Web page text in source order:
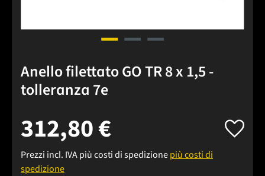
Anello filettato GO TR 8 x 1,5 -
tolleranza 7e
312,80 €
Prezzi incl. IVA più costi di spedizionepiù costi di
spedizione